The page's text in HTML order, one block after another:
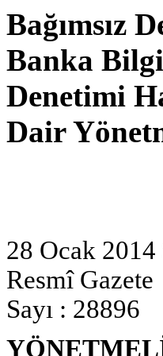
Bağımsız
Banka
Denetimi
Dair
28 Ocak
Resmî Gazete
Sayı : 28896